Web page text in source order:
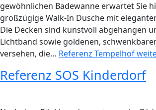
gewöhnlichen Badewanne erwartet Sie
großzügige Walk-In Dusche mit
Die Decken sind kunstvoll abgehangen
Lichtband sowie goldenen,
versehen, die… Referenz Tempelhof
Referenz SOS Kinderdorf